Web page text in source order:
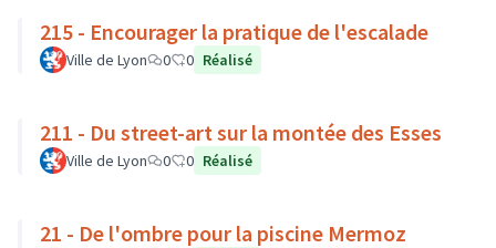
215 - Encourager la pratique de l'escalade
Ville de Lyon 0 0 Réalisé
211 - Du street-art sur la montée des Esses
Ville de Lyon 0 0 Réalisé
21 - De l'ombre pour la piscine Mermoz